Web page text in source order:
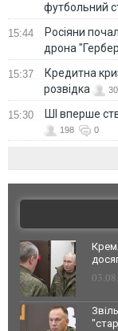
футбольний
15:44
Росіяни
дрона
15:37
Кредитна
розвідка
15:30 ШІ вперше
198 0